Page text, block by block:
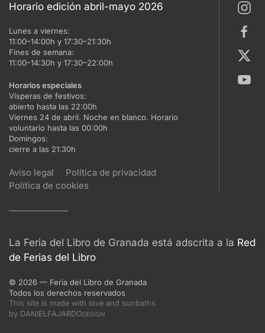
Horario edición abril-mayo 2026
Lunes a viernes:
11:00–14:00h y 17:30–21:30h
Fines de semana:
11:00–14:30h y 17:30–22:00h
Horarios especiales
Vísperas de festivos:
abierto hasta las 22:00h
Viernes 24 de abril. Noche en blanco. Horario
voluntario hasta las 00:00h
Domingos:
cierre a las 21:30h
Aviso legal
Política de privacidad
Política de cookies
La Feria del Libro de Granada está adscrita a la Red
de Ferias del Libro
© 2026 — Feria del Libro de Granada
Todos los derechos reservados
This site is made with love and sunbaths
by DANIELFAJARDODESIGN